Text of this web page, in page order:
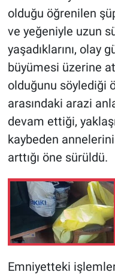
olduğu öğrenilen
ve yeğeniyle uzun
yaşadıklarını, olay
büyümesi üzerine
olduğunu söylediği
arasındaki arazi
devam ettiği,
kaybeden
arttığı öne sürüldü.
Emniyetteki